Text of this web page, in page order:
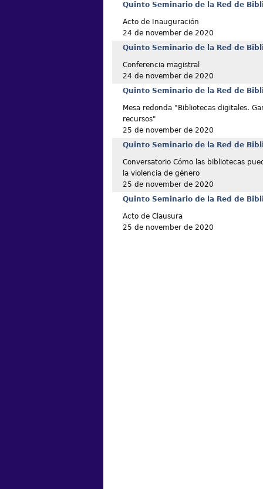
Quinto Seminario de la Red de
Acto de Inauguración
24 de november de 2020
Quinto Seminario de la Red de
Conferencia magistral
24 de november de 2020
Quinto Seminario de la Red de
Mesa redonda "Bibliotecas digitales.
recursos"
25 de november de 2020
Quinto Seminario de la Red de
Conversatorio Cómo las bibliotecas
la violencia de género
25 de november de 2020
Quinto Seminario de la Red de
Acto de Clausura
25 de november de 2020